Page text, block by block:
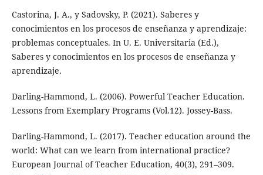
Castorina, J. A., y Sadovsky, P. (2021). Saberes y
conocimientos en los procesos de enseñanza y aprendizaje:
problemas conceptuales. In U. E. Universitaria (Ed.),
Saberes y conocimientos en los procesos de enseñanza y
aprendizaje.
Darling-Hammond, L. (2006). Powerful Teacher Education.
Lessons from Exemplary Programs (Vol.12). Jossey-Bass.
Darling-Hammond, L. (2017). Teacher education around the
world: What can we learn from international practice?
European Journal of Teacher Education, 40(3), 291–309.